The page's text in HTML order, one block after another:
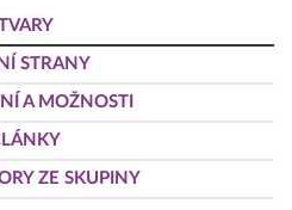
STRANY
A MOŽNOSTI
ZE SKUPINY